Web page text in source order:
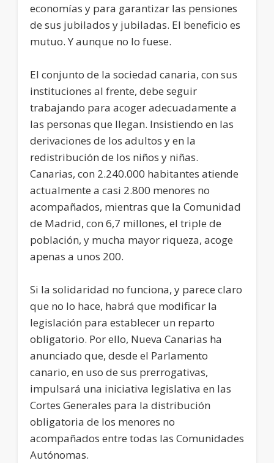
economías y para garantizar las pensiones
de sus jubilados y jubiladas. El beneficio es
mutuo. Y aunque no lo fuese.
El conjunto de la sociedad canaria, con sus
instituciones al frente, debe seguir
trabajando para acoger adecuadamente a
las personas que llegan. Insistiendo en las
derivaciones de los adultos y en la
redistribución de los niños y niñas.
Canarias, con 2.240.000 habitantes atiende
actualmente a casi 2.800 menores no
acompañados, mientras que la Comunidad
de Madrid, con 6,7 millones, el triple de
población, y mucha mayor riqueza, acoge
apenas a unos 200.
Si la solidaridad no funciona, y parece claro
que no lo hace, habrá que modificar la
legislación para establecer un reparto
obligatorio. Por ello, Nueva Canarias ha
anunciado que, desde el Parlamento
canario, en uso de sus prerrogativas,
impulsará una iniciativa legislativa en las
Cortes Generales para la distribución
obligatoria de los menores no
acompañados entre todas las Comunidades
Autónomas.